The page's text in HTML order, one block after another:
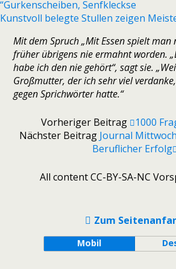
“Gurkenscheiben, Senfkleckse
Kunstvoll belegte Stullen zeigen
Mit dem Spruch „Mit Essen spielt man
früher übrigens nie ermahnt worden.
habe ich den nie gehört“, sagt sie.
Großmutter, der ich sehr viel
gegen Sprichwörter hatte.“
Vorheriger Beitrag
1000
Nächster Beitrag Journal
Beruflicher Erfolg
All content CC-BY-SA-NC
Zum
Mobil